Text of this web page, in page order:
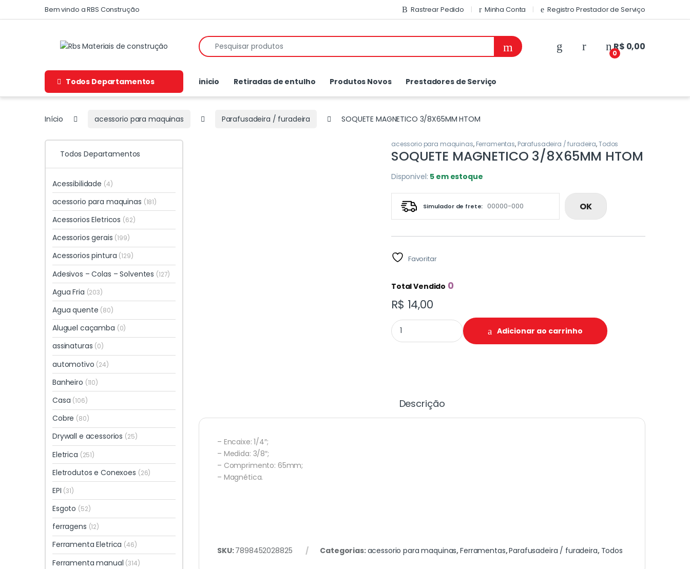
Skip to navigation
Skip to contentBem vindo a RBS Construção Rastrear Pedido Minha Conta Registro Prestador de Serviço
Search for:
0
R$ 0,00
Todos Departamentos inicio Retiradas de entulho Produtos Novos Prestadores de Serviço
Início acessorio para maquinas Parafusadeira / furadeira SOQUETE MAGNETICO 3/8X65MM HTOM
acessorio para maquinas, Ferramentas, Parafusadeira / furadeira,Todos
SOQUETE MAGNETICO 3/8X65MM HTOM
Disponivel: 5 em estoque
Simulador de frete: OK
Favoritar
Total Vendido 0
R$ 14,00
SOQUETE MAGNETICO 3/8X65MM HTOM quantidade
Adicionar ao carrinho
Descrição
– Encaixe: 1/4″;
– Medida: 3/8″;
– Comprimento: 65mm;
– Magnética.
SKU:7898452028825 Categorias:acessorio para maquinas,Ferramentas,Parafusadeira / furadeira, Todos
Todos Departamentos
Acessibilidade (4)
acessorio para maquinas (181)
Acessorios Eletricos (62)
Acessorios gerais (199)
Acessorios pintura (129)
Adesivos – Colas – Solventes (127)
Agua Fria (203)
Agua quente (80)
Aluguel caçamba (0)
assinaturas (0)
automotivo (24)
Banheiro (110)
Casa (106)
Cobre (80)
Drywall e acessorios (25)
Eletrica (251)
Eletrodutos e Conexoes (26)
EPI (31)
Esgoto (52)
ferragens (12)
Ferramenta Eletrica (46)
Ferramenta manual (314)